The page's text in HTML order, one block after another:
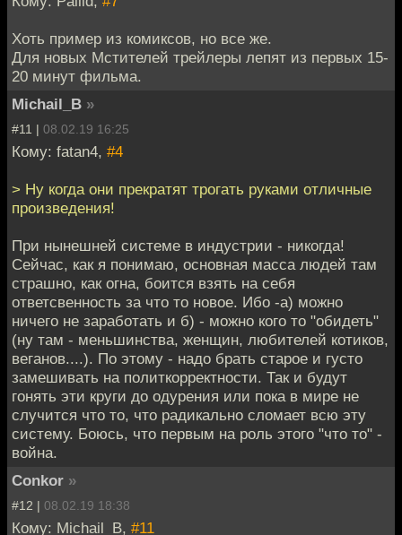
Хоть пример из комиксов, но все же.
Для новых Мстителей трейлеры лепят из первых 15-
20 минут фильма.
Michail_B »
#11 | 08.02.19 16:25
Кому: fatan4, #4
> Ну когда они прекратят трогать руками отличные
произведения!
При нынешней системе в индустрии - никогда!
Сейчас, как я понимаю, основная масса людей там
страшно, как огна, боится взять на себя
ответсвенность за что то новое. Ибо -а) можно
ничего не заработать и б) - можно кого то "обидеть"
(ну там - меньшинства, женщин, любителей котиков,
веганов....). По этому - надо брать старое и густо
замешивать на политкорректности. Так и будут
гонять эти круги до одурения или пока в мире не
случится что то, что радикально сломает всю эту
систему. Боюсь, что первым на роль этого "что то" -
война.
Conkor »
#12 | 08.02.19 18:38
Кому: Michail_B, #11